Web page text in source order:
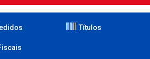
Títulos